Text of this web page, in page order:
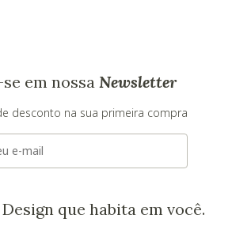
em nossa Newsletter
desconto na sua primeira compra
que habita em você.